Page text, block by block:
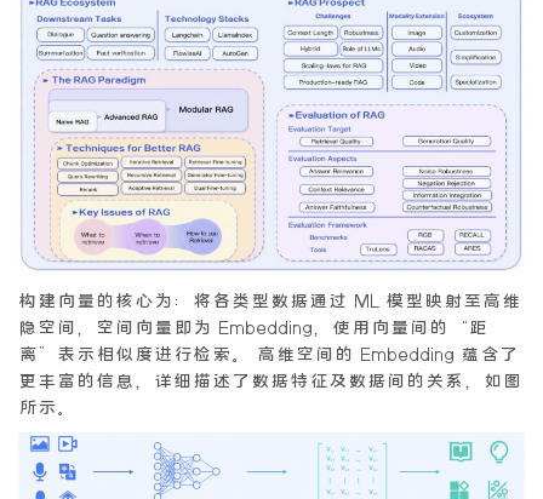
构建向量的核心为：将各类型数据通过 ML 模型映射至高维
隐空间，空间向量即为 Embedding，使用向量间的“距
离”表示相似度进行检索。 高维空间的 Embedding 蕴含了
更丰富的信息，详细描述了数据特征及数据间的关系，如图
所示。